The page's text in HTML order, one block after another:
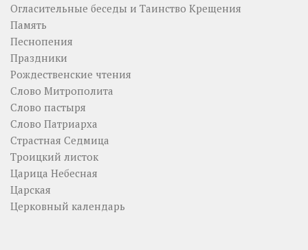
Огласительные беседы и Таинство Крещения
Память
Песнопения
Праздники
Рождественские чтения
Слово Митрополита
Слово пастыря
Слово Патриарха
Страстная Седмица
Троицкий листок
Царица Небесная
Царская
Церковный календарь